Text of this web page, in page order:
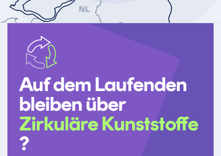
Auf dem Laufenden
bleiben über
Zirkuläre Kunststoffe
?